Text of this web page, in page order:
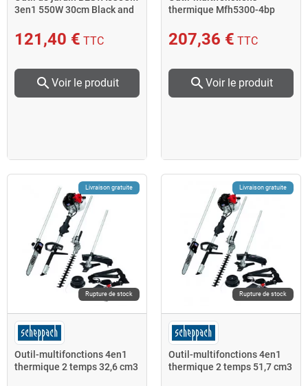
3en1 550W 30cm Black and
121,40 € TTC
search Voir le produit
thermique Mfh5300-4bp
207,36 € TTC
search Voir le produit
Livraison gratuite
Rupture de stock
Outil-multifonctions 4en1
thermique 2 temps 32,6 cm3
Livraison gratuite
Rupture de stock
Outil-multifonctions 4en1
thermique 2 temps 51,7 cm3